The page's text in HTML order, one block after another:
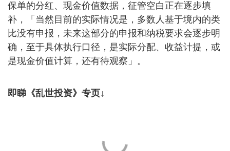
保单的分红、现金价值数据，征管空白正在逐步填
补，「当然目前的实际情况是，多数人基于境内的类
比没有申报，未来这部分的申报和纳税要求会逐步明
确，至于具体执行口径，是实际分配、收益计提，或
是现金价值计算，还有待观察」。
即睇《乱世投资》专页↓